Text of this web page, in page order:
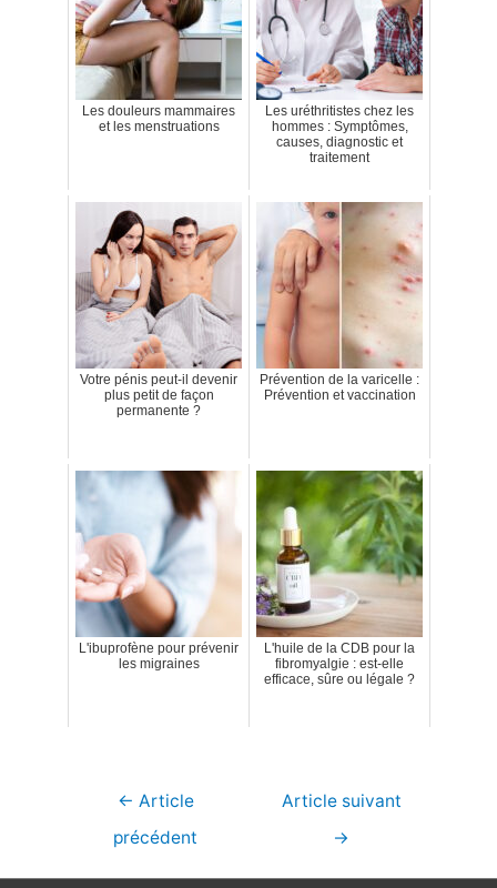
Les douleurs mammaires
et les menstruations
Les uréthritistes chez les
hommes : Symptômes,
causes, diagnostic et
traitement
Votre pénis peut-il devenir
plus petit de façon
permanente ?
Prévention de la varicelle :
Prévention et vaccination
L'ibuprofène pour prévenir
les migraines
L'huile de la CDB pour la
fibromyalgie : est-elle
efficace, sûre ou légale ?
Navigation
← Article
précédent
Article suivant
→